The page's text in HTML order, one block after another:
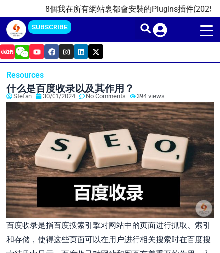
content
8個我在所有網站裏都會安裝的Plugins插件(2025)
SUBSCRIBE
Y
o
u
u
b
e
F
a
c
o
o
k
I
n
s
g
r
a
m
L
i
n
d
i
n
X
-
t
t
t
e
r
Resources
什么是百度收录以及其作用？
Stefan 30/01/2024 No Comments 394 views
百度收录是指百度搜索引擎对网站中的页面进行抓取、索引
和存储，使得这些页面可以在用户进行相关搜索时在百度搜